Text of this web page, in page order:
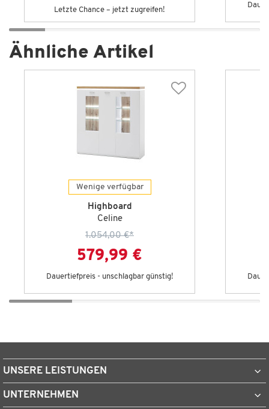
Letzte Chance – jetzt zugreifen!
Ähnliche Artikel
Wenige verfügbar
Highboard
Celine
1.054,00 €*
579,99 €
Dauertiefpreis - unschlagbar günstig!
UNSERE LEISTUNGEN
UNTERNEHMEN